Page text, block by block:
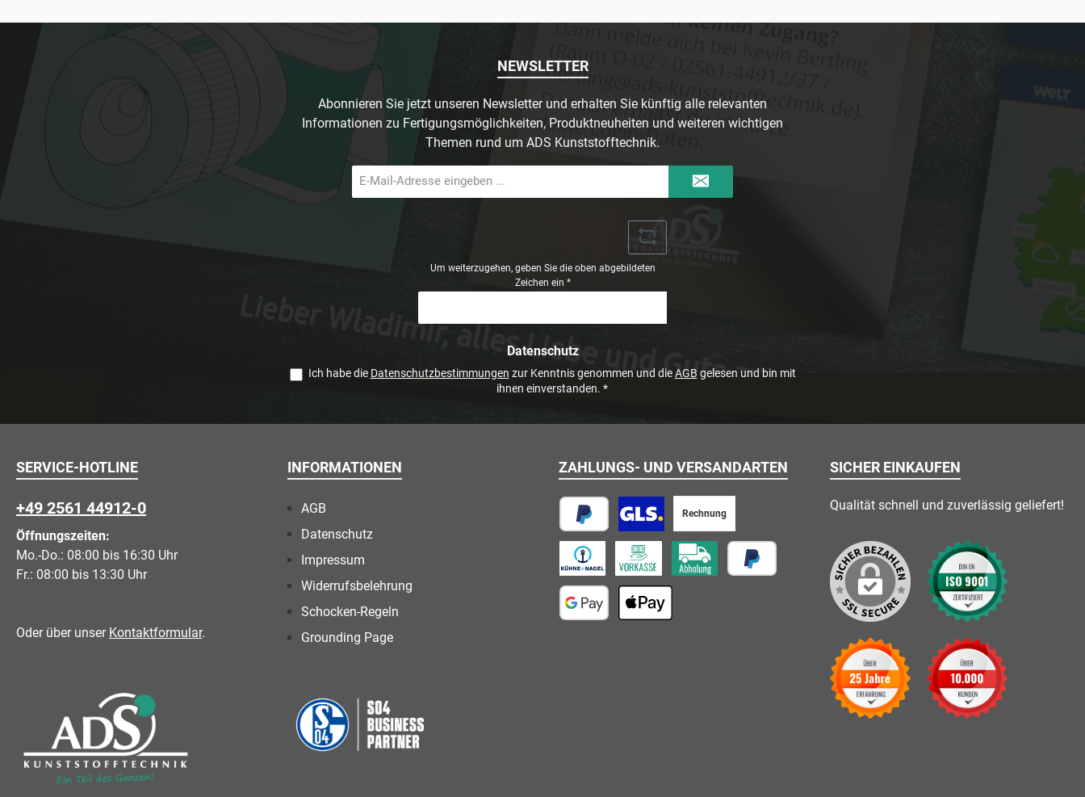
NEWSLETTER
Abonnieren Sie jetzt unseren Newsletter und erhalten Sie künftig alle relevanten
Informationen zu Fertigungsmöglichkeiten, Produktneuheiten und weiteren wichtigen
Themen rund um ADS Kunststofftechnik.
Mail-
Adresse
Um weiterzugehen, geben Sie die oben abgebildeten
Zeichen ein *
Datenschutz
Ich habe die Datenschutzbestimmungen zur Kenntnis genommen und dieAGB gelesen und bin mit
ihnen einverstanden. *
SERVICE-HOTLINE
+49 2561 44912-0
Öffnungszeiten:
Mo.-Do.: 08:00 bis 16:30 Uhr
Fr.: 08:00 bis 13:30 Uhr
Oder über unser Kontaktformular.
INFORMATIONEN
AGB
Datenschutz
Impressum
Widerrufsbelehrung
Schocken-Regeln
Grounding Page
ZAHLUNGS- UND VERSANDARTEN
PayPal
Rechnung
Vorkasse
Paketversand
Speditionsversand Abholung vor Ort
SICHER EINKAUFEN
Qualität schnell und zuverlässig geliefert!